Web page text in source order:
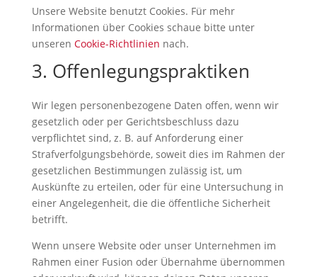
Unsere Website benutzt Cookies. Für mehr
Informationen über Cookies schaue bitte unter
unseren Cookie-Richtlinien nach.
3. Offenlegungspraktiken
Wir legen personenbezogene Daten offen, wenn wir
gesetzlich oder per Gerichtsbeschluss dazu
verpflichtet sind, z. B. auf Anforderung einer
Strafverfolgungsbehörde, soweit dies im Rahmen der
gesetzlichen Bestimmungen zulässig ist, um
Auskünfte zu erteilen, oder für eine Untersuchung in
einer Angelegenheit, die die öffentliche Sicherheit
betrifft.
Wenn unsere Website oder unser Unternehmen im
Rahmen einer Fusion oder Übernahme übernommen